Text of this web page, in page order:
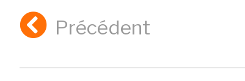
Précédent